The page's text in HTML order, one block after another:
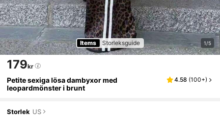
Items Storleksguide 1/5
179kr
Petite sexiga lösa dambyxor med
leopardmönster i brunt
4.58 (100+)
Storlek US